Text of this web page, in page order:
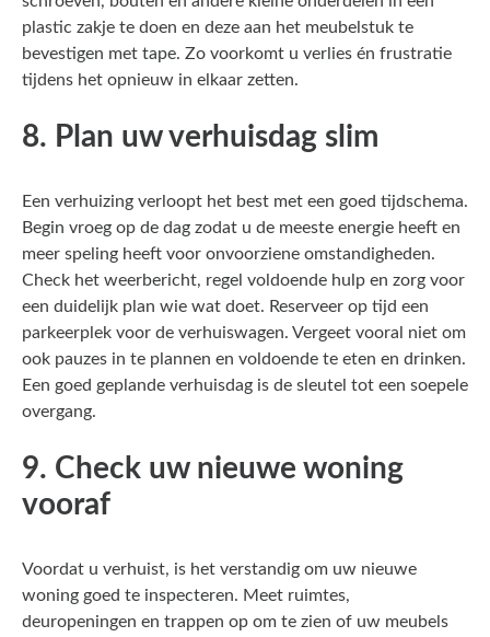
plastic zakje te doen en deze aan het meubelstuk te
bevestigen met tape. Zo voorkomt u verlies én frustratie
tijdens het opnieuw in elkaar zetten.
8. Plan uw verhuisdag slim
Een verhuizing verloopt het best met een goed tijdschema.
Begin vroeg op de dag zodat u de meeste energie heeft en
meer speling heeft voor onvoorziene omstandigheden.
Check het weerbericht, regel voldoende hulp en zorg voor
een duidelijk plan wie wat doet. Reserveer op tijd een
parkeerplek voor de verhuiswagen. Vergeet vooral niet om
ook pauzes in te plannen en voldoende te eten en drinken.
Een goed geplande verhuisdag is de sleutel tot een soepele
overgang.
9. Check uw nieuwe woning
vooraf
Voordat u verhuist, is het verstandig om uw nieuwe
woning goed te inspecteren. Meet ruimtes,
deuropeningen en trappen op om te zien of uw meubels